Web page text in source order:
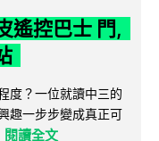
遙控巴士 門,
度？一位就讀中三的
趣一步步變成真正可
閱讀全文